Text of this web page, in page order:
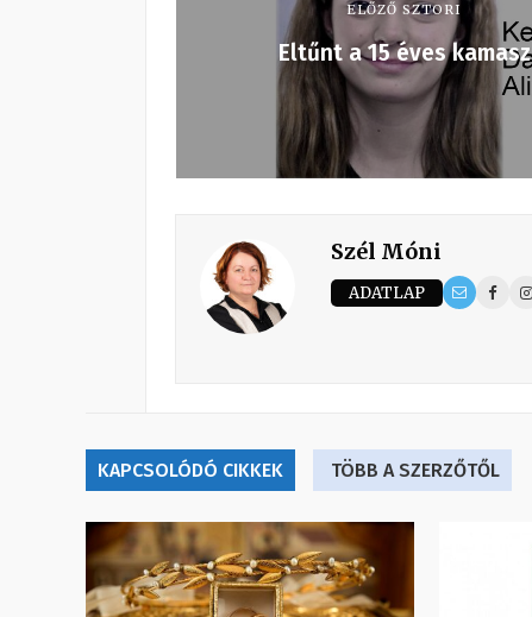
ELŐZŐ SZTORI
Eltűnt a 15 éves kamasz
Szél Móni
ADATLAP
KAPCSOLÓDÓ CIKKEK TÖBB A SZERZŐTŐL